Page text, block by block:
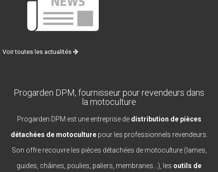
Voir toutes les actualités
Progarden DPM, fournisseur pour revendeurs dans
la motoculture
Progarden DPM est une entreprise de distribution de pièces
détachées de motoculturepour les professionnels revendeurs.
Son offre recouvre les pièces détachées de motoculture (lames,
guides, châines, poulies, paliers, membranes...), les outils de